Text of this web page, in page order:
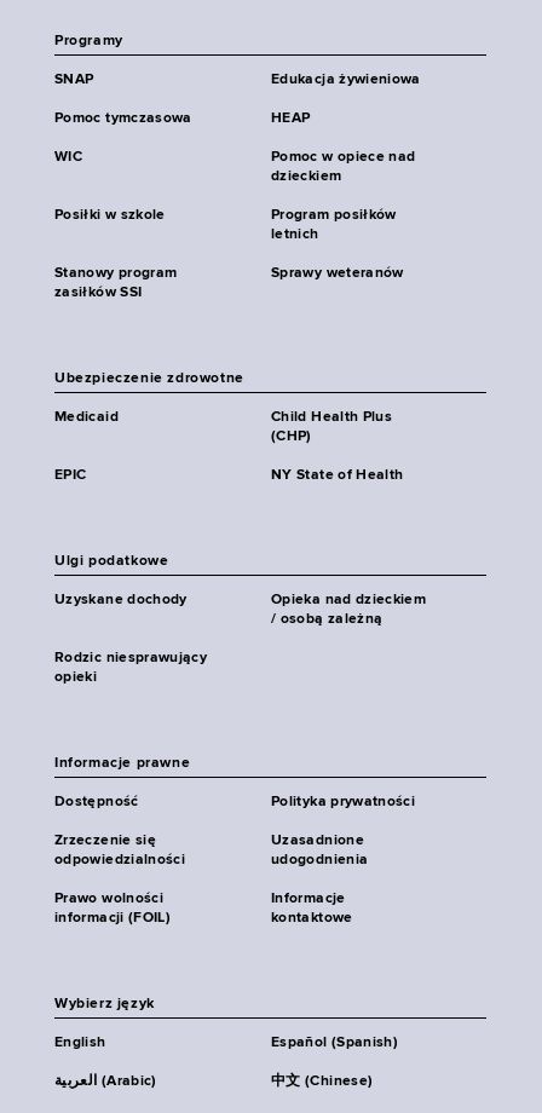
Programy
SNAP Edukacja żywieniowa
Pomoc tymczasowa HEAP
WIC
Pomoc w opiece nad
dzieckiem
Posiłki w szkole
Program posiłków
letnich
Stanowy program
zasiłków SSI
Sprawy weteranów
Ubezpieczenie zdrowotne
Medicaid
Child Health Plus
(CHP)
EPIC NY State of Health
Ulgi podatkowe
Uzyskane dochody
Opieka nad dzieckiem
/ osobą zależną
Rodzic niesprawujący
opieki
Informacje prawne
Dostępność Polityka prywatności
Zrzeczenie się
odpowiedzialności
Uzasadnione
udogodnienia
Prawo wolności
informacji (FOIL)
Informacje
kontaktowe
Wybierz język
English Español (Spanish)
العربية (Arabic) 中文 (Chinese)